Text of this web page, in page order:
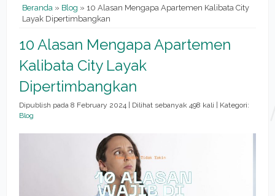
Beranda » Blog » 10 Alasan Mengapa Apartemen Kalibata City
Layak Dipertimbangkan
10 Alasan Mengapa Apartemen
Kalibata City Layak
Dipertimbangkan
Dipublish pada 8 February 2024 | Dilihat sebanyak 498 kali | Kategori:
Blog